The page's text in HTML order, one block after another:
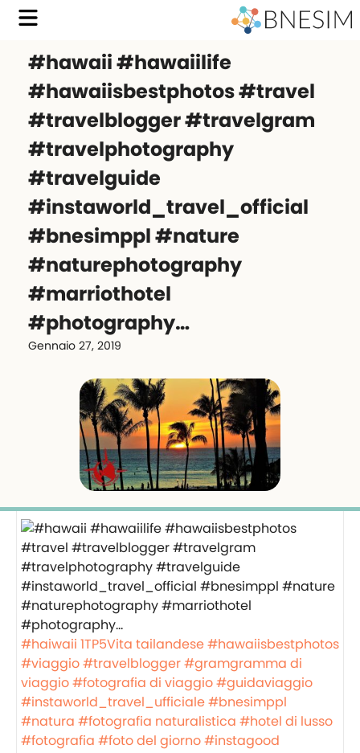
#hawaii #hawaiilife
#hawaiisbestphotos #travel
#travelblogger #travelgram
#travelphotography
#travelguide
#instaworld_travel_official
#bnesimppl #nature
#naturephotography
#marriothotel
#photography…
Gennaio 27, 2019
#haiwaii 1TP5Vita tailandese#hawaiisbestphotos
#viaggio#travelblogger#gramgramma di
viaggio#fotografia di viaggio#guidaviaggio
#instaworld_travel_ufficiale#bnesimppl
#natura #fotografia naturalistica #hotel di lusso
#fotografia #foto del giorno#instagood